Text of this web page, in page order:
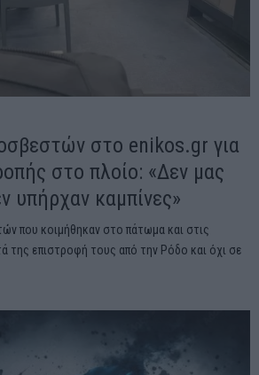
στο enikos.gr για
στο πλοίο: «Δεν μας
υπήρχαν καμπίνες»
που κοιμήθηκαν στο πάτωμα και στις
της επιστροφή τους από την Ρόδο και όχι σε